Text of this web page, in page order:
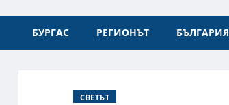
БУРГАС РЕГИОНЪТ БЪЛГАРИЯ
СВЕТЪТ